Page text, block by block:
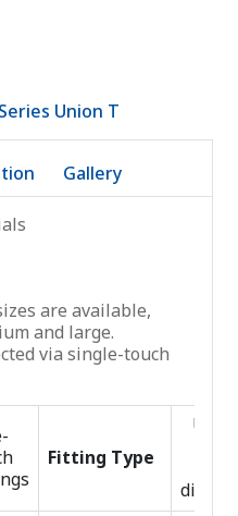
Union T
Gallery
are available,
and large.
via single-touch
Fitting Type